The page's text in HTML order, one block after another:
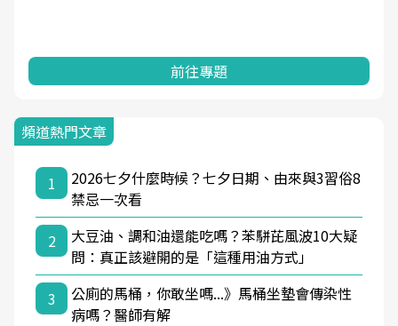
前往專題
頻道熱門文章
1
2026七夕什麼時候？七夕日期、由來與3習俗8
禁忌一次看
2
大豆油、調和油還能吃嗎？苯駢芘風波10大疑
問：真正該避開的是「這種用油方式」
3
公廁的馬桶，你敢坐嗎...》馬桶坐墊會傳染性
病嗎？醫師有解